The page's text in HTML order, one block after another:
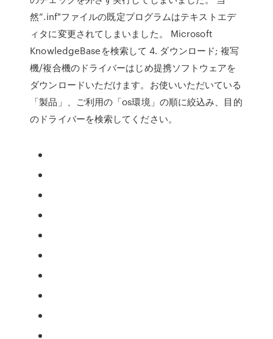
然”.inf"ファイルの既定プログラムはテキストエデ
ィタに変更されてしまいました。 Microsoft
KnowledgeBaseを検索して 4. ダウンロード; 複写
機/複合機のドライバーはじめ提携ソフトウェアを
ダウンロードいただけます。お使いいただいている
「製品」、ご利用の「os環境」の順に絞込み、目的
のドライバーを検索してください。